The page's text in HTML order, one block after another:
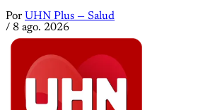
Por UHN Plus — Salud
/ 8 ago. 2026